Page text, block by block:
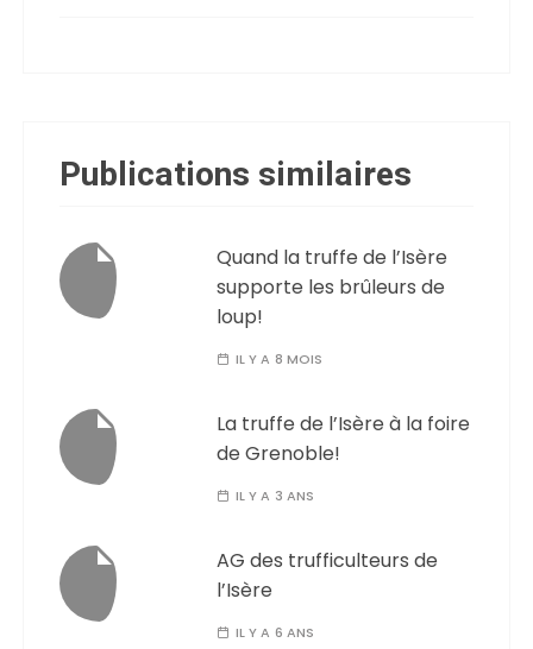
Publications similaires
Quand la truffe de l’Isère
supporte les brûleurs de
loup!
IL Y A 8 MOIS
La truffe de l’Isère à la foire
de Grenoble!
IL Y A 3 ANS
AG des trufficulteurs de
l’Isère
IL Y A 6 ANS